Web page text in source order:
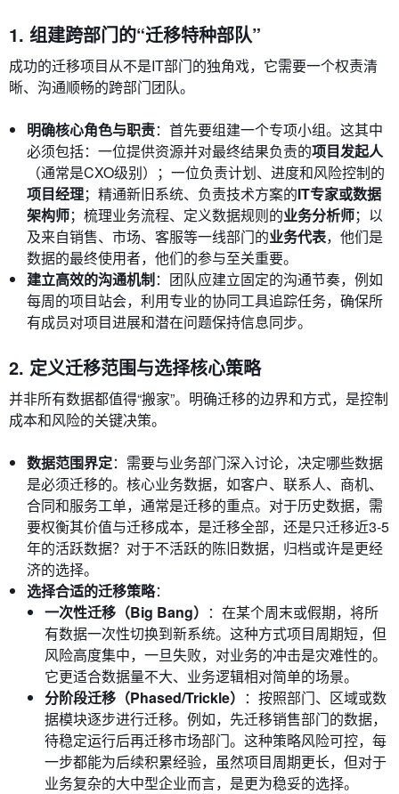
1. 组建跨部门的“迁移特种部队”
成功的迁移项目从不是IT部门的独角戏，它需要一个权责清
晰、沟通顺畅的跨部门团队。
明确核心角色与职责：首先要组建一个专项小组。这其中
必须包括：一位提供资源并对最终结果负责的项目发起人
（通常是CXO级别）；一位负责计划、进度和风险控制的
项目经理；精通新旧系统、负责技术方案的IT专家或数据
架构师；梳理业务流程、定义数据规则的业务分析师；以
及来自销售、市场、客服等一线部门的业务代表，他们是
数据的最终使用者，他们的参与至关重要。
建立高效的沟通机制：团队应建立固定的沟通节奏，例如
每周的项目站会，利用专业的协同工具追踪任务，确保所
有成员对项目进展和潜在问题保持信息同步。
2. 定义迁移范围与选择核心策略
并非所有数据都值得“搬家”。明确迁移的边界和方式，是控制
成本和风险的关键决策。
数据范围界定：需要与业务部门深入讨论，决定哪些数据
是必须迁移的。核心业务数据，如客户、联系人、商机、
合同和服务工单，通常是迁移的重点。对于历史数据，需
要权衡其价值与迁移成本，是迁移全部，还是只迁移近3-5
年的活跃数据？对于不活跃的陈旧数据，归档或许是更经
济的选择。
选择合适的迁移策略：
一次性迁移（Big Bang） ：在某个周末或假期，将所
有数据一次性切换到新系统。这种方式项目周期短，但
风险高度集中，一旦失败，对业务的冲击是灾难性的。
它更适合数据量不大、业务逻辑相对简单的场景。
分阶段迁移（Phased/Trickle） ：按照部门、区域或数
据模块逐步进行迁移。例如，先迁移销售部门的数据，
待稳定运行后再迁移市场部门。这种策略风险可控，每
一步都能为后续积累经验，虽然项目周期更长，但对于
业务复杂的大中型企业而言，是更为稳妥的选择。